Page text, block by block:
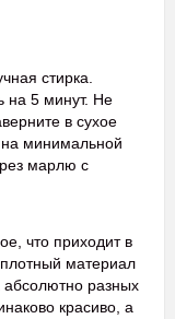
стирка.
на 5 минут. Не
в сухое
на минимальной
марлю с
что приходит в
плотный материал
разных
красиво, а